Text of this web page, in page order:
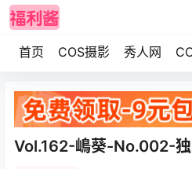
首页 COS摄影 秀人网
Vol.162-嶋葵-No.002-